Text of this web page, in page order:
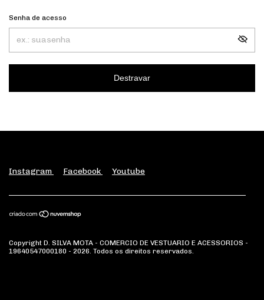
Senha de acesso
Destravar
Instagram Facebook Youtube
Copyright D. SILVA MOTA - COMERCIO DE VESTUARIO E ACESSORIOS -
19640547000180 - 2026. Todos os direitos reservados.